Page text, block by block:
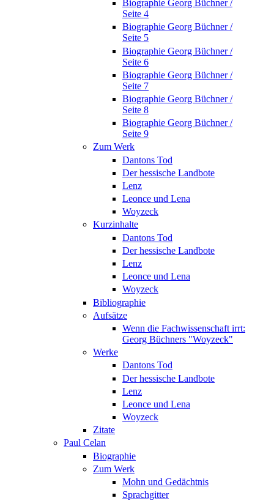
Biographie Georg Büchner /
Seite 4
Biographie Georg Büchner /
Seite 5
Biographie Georg Büchner /
Seite 6
Biographie Georg Büchner /
Seite 7
Biographie Georg Büchner /
Seite 8
Biographie Georg Büchner /
Seite 9
Zum Werk
Dantons Tod
Der hessische Landbote
Lenz
Leonce und Lena
Woyzeck
Kurzinhalte
Dantons Tod
Der hessische Landbote
Lenz
Leonce und Lena
Woyzeck
Bibliographie
Aufsätze
Wenn die Fachwissenschaft irrt:
Georg Büchners "Woyzeck"
Werke
Dantons Tod
Der hessische Landbote
Lenz
Leonce und Lena
Woyzeck
Zitate
Paul Celan
Biographie
Zum Werk
Mohn und Gedächtnis
Sprachgitter